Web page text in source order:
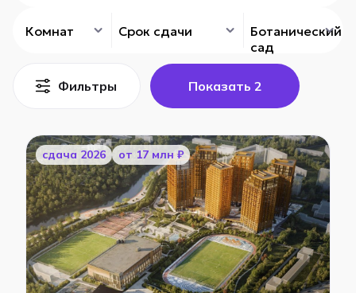
Комнат Срок сдачи
Ботанический
сад
Фильтры Показать 2
cдача 2026 от 17 млн ₽